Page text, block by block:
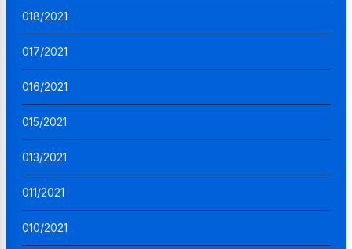
018/2021
017/2021
016/2021
015/2021
013/2021
011/2021
010/2021